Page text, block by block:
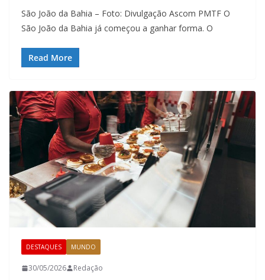
São João da Bahia – Foto: Divulgação Ascom PMTF O
São João da Bahia já começou a ganhar forma. O
Read More
DESTAQUES MUNDO
30/05/2026 Redação